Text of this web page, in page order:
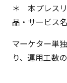
＊ 本プレス
品・サービス
マーケター単
り、運用工数